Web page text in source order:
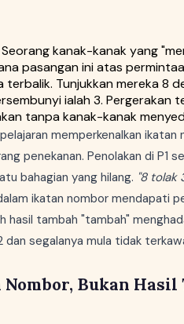
kanak-kanak yang
pasangan ini atas
terbalik. Tunjukkan mereka 8
ialah 3. Pergerakan
tanpa kanak-kanak
memperkenalkan
penekanan. Penolakan di P1
bahagian yang hilang. "8 tolak
ikatan nombor mendapati
hasil tambah "tambah"
dan segalanya mula tidak
Bukan